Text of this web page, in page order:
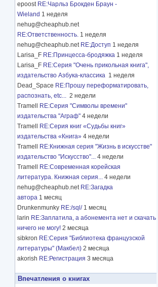
epoost RE:Чарльз Брокден Браун -
Wieland 1 неделя
nehug@cheaphub.net
RE:Ответственность. 1 неделя
nehug@cheaphub.net RE:Доступ 1 неделя
Larisa_F RE:Принцесса-бродяжка 1 неделя
Larisa_F RE:Серия "Очень прикольная книга",
издательство Азбука-классика 1 неделя
Dead_Space RE:Прошу переформатировать,
распознать, etc... 2 недели
Tramell
RE:Серия "Символы времени"
издательства "Аграф" 4 недели
Tramell
RE:Серия книг «Судьбы книг»
издательства «Книга» 4 недели
Tramell
RE:Книжная серия "Жизнь в искусстве"
издательство "Искусство"... 4 недели
Tramell
RE:Современная корейская
литература. Книжная серия... 4 недели
nehug@cheaphub.net RE:Загадка
автора 1 месяц
Drunkenmunky RE:/sql/ 1 месяц
larin RE:Заплатила, а абонемента нет и скачать
ничего не могу! 2 месяца
sibkron RE:Серия "Библиотека французской
литературы" (Макбел) 2 месяца
akorish RE:Регистрация 3 месяца
Впечатления о книгах